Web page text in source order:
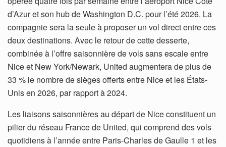
d’Azur et son hub de Washington D.C. pour l’été 2026. La
compagnie sera la seule à proposer un vol direct entre ces
deux destinations. Avec le retour de cette desserte,
combinée à l’offre saisonnière de vols sans escale entre
Nice et New York/Newark, United augmentera de plus de
33 % le nombre de sièges offerts entre Nice et les États-
Unis en 2026, par rapport à 2024.
Les liaisons saisonnières au départ de Nice constituent un
pilier du réseau France de United, qui comprend des vols
quotidiens à l’année entre Paris-Charles de Gaulle 1 et les